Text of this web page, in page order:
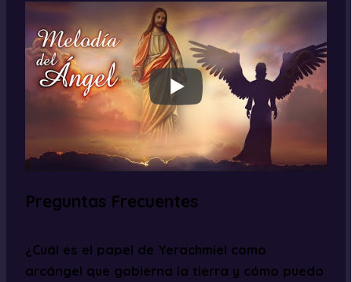
Preguntas Frecuentes
¿Cuál es el papel de Yerachmiel como
arcángel que gobierna la tierra y cómo puedo